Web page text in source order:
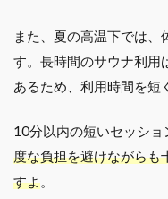
また、夏の高温下では、
す。長時間のサウナ利用
あるため、利用時間を短
10分以内の短いセッショ
度な負担を避けながらも
すよ